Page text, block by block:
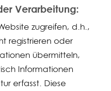
Verarbeitung:
zugreifen, d.h.,
registrieren oder
übermitteln,
Informationen
erfasst. Diese